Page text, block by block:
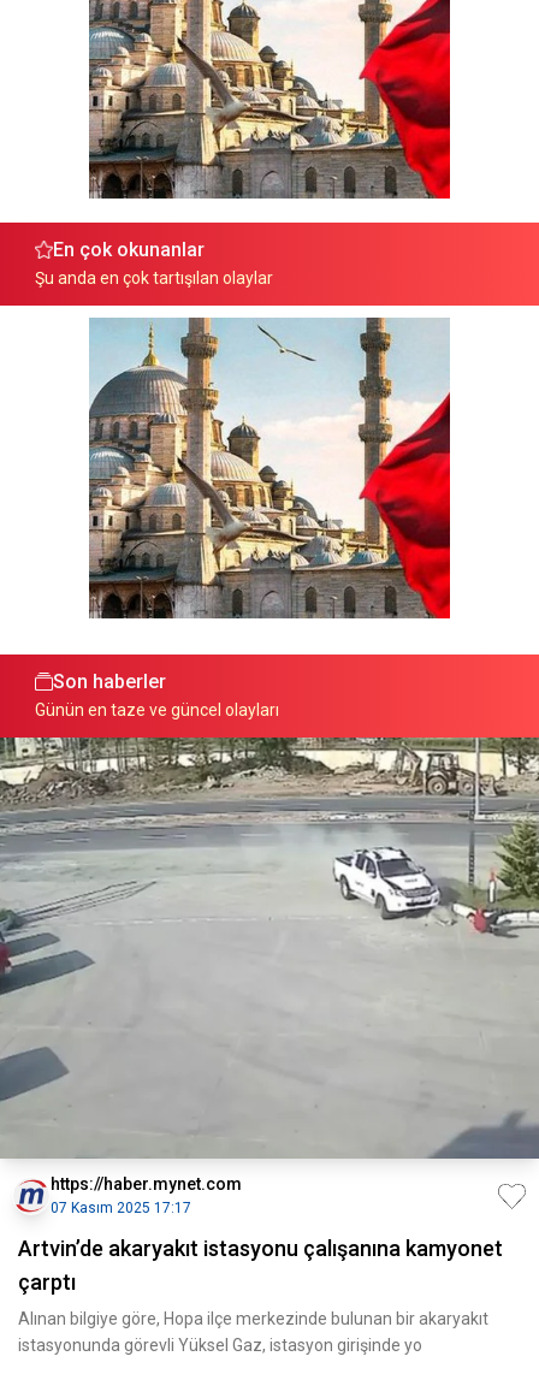
En çok okunanlar
Şu anda en çok tartışılan olaylar
Son haberler
Günün en taze ve güncel olayları
https://haber.mynet.com
07 Kasım 2025 17:17
Artvin’de akaryakıt istasyonu çalışanına kamyonet
çarptı
Alınan bilgiye göre, Hopa ilçe merkezinde bulunan bir akaryakıt
istasyonunda görevli Yüksel Gaz, istasyon girişinde yo